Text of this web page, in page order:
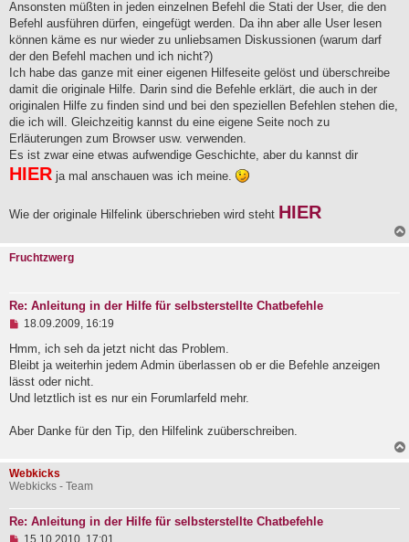
e
r
B
e
i
t
r
a
g
Ansonsten müßten in jeden einzelnen Befehl die Stati der User, die den
Befehl ausführen dürfen, eingefügt werden. Da ihn aber alle User lesen
können käme es nur wieder zu unliebsamen Diskussionen (warum darf
der den Befehl machen und ich nicht?)
Ich habe das ganze mit einer eigenen Hilfeseite gelöst und überschreibe
damit die originale Hilfe. Darin sind die Befehle erklärt, die auch in der
originalen Hilfe zu finden sind und bei den speziellen Befehlen stehen die,
die ich will. Gleichzeitig kannst du eine eigene Seite noch zu
Erläuterungen zum Browser usw. verwenden.
Es ist zwar eine etwas aufwendige Geschichte, aber du kannst dir
HIER ja mal anschauen was ich meine.
Wie der originale Hilfelink überschrieben wird steht HIER
Fruchtzwerg
Re: Anleitung in der Hilfe für selbsterstellte Chatbefehle
U
g
e
l
e
s
e
B
e
i
a
18.09.2009, 16:19
Hmm, ich seh da jetzt nicht das Problem.
Bleibt ja weiterhin jedem Admin überlassen ob er die Befehle anzeigen
lässt oder nicht.
Und letztlich ist es nur ein Forumlarfeld mehr.
Aber Danke für den Tip, den Hilfelink zuüberschreiben.
Webkicks
Webkicks - Team
Re: Anleitung in der Hilfe für selbsterstellte Chatbefehle
U15.10.2010, 17:01